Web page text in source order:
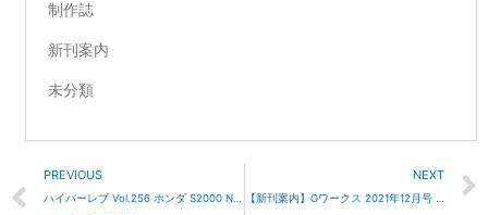
制作誌
新刊案内
未分類
Prev
PREVIOUS NEXT